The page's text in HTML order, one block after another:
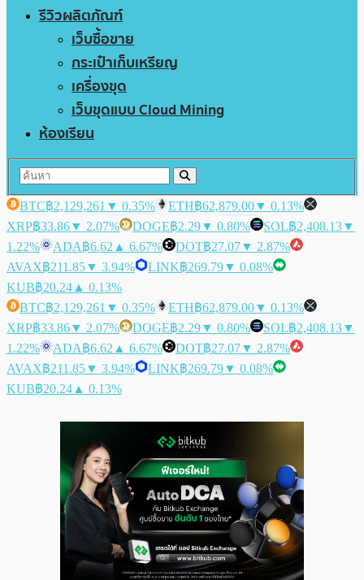
รีวิวผลิตภัณฑ์
เว็บซื้อขาย
กระเป๋าเก็บเหรียญ
เครื่องขุด
เว็บขุดแบบ Cloud Mining
ห้องเรียน
BTC฿2,129,261 ▼ 0.35% ETH฿62,879.00▼ 0.13%
XRP฿33.86▼ 2.07% DOGE฿2.29▼ 0.80% SOL฿2,408.13▼
1.22%
ADA฿6.62 ▲ 6.67% DOT฿27.07▼ 2.87%
AVAX฿211.85▼ 3.94% LINK฿269.79▼ 0.08%
KUB฿20.24 ▲ 0.13%
BTC฿2,129,261 ▼ 0.35% ETH฿62,879.00▼ 0.13%
XRP฿33.86▼ 2.07% DOGE฿2.29▼ 0.80% SOL฿2,408.13▼
1.22%
ADA฿6.62 ▲ 6.67% DOT฿27.07▼ 2.87%
AVAX฿211.85▼ 3.94% LINK฿269.79▼ 0.08%
KUB฿20.24 ▲ 0.13%